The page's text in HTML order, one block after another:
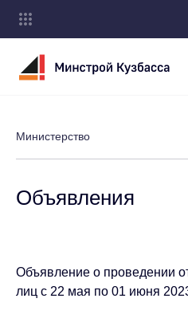
Объявления
Объявление о проведении
лиц с 22 мая по 01 июня
Министерство